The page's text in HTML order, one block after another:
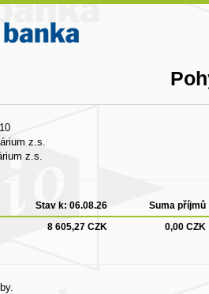
z.s.
z.s.
Stav k: 06.08.26
Suma příjmů
8 605,27 CZK 0,00 CZK